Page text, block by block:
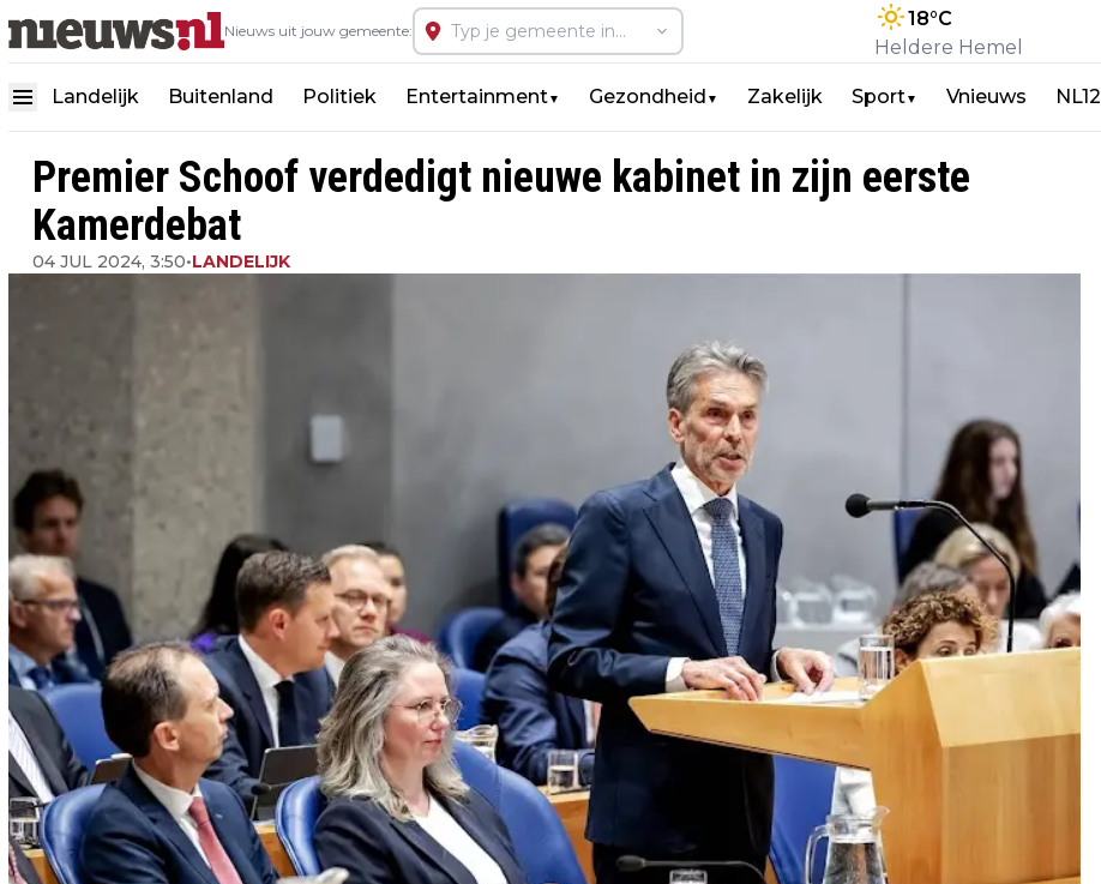
Nieuws uit jouw gemeente:
18°C
Heldere Hemel
Landelijk Buitenland Politiek Entertainment▼ Gezondheid ▼ Zakelijk Sport▼ Vnieuws NL12
Premier Schoof verdedigt nieuwe kabinet in zijn eerste
Kamerdebat
04 JUL 2024, 3:50•LANDELIJK